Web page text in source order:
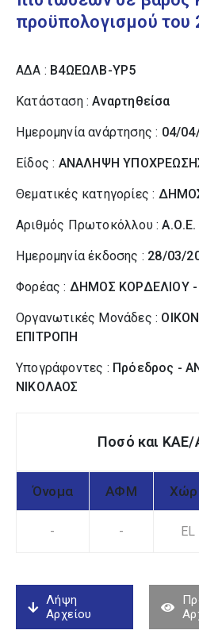
προϋπολογισμού του
ΑΔΑ : Β4ΩΕΩΛΒ-ΥΡ5
Κατάσταση :Αναρτηθείσα
Ημερομηνία ανάρτησης : 04/
Είδος : ΑΝΑΛΗΨΗ
Θεματικές κατηγορίες :
Αριθμός Πρωτοκόλλου :Α.Ο.Ε.
Ημερομηνία έκδοσης : 28/03/
Φορέας : ΔΗΜΟΣ ΚΟΡΔΕΛΙΟΥ
Οργανωτικές Μονάδες :
ΕΠΙΤΡΟΠΗ
Υπογράφοντες : Πρόεδρος -
ΝΙΚΟΛΑΟΣ
Ποσό και
Όνομα ΑΦΜ
- - EL
Λήψη
Αρχείου